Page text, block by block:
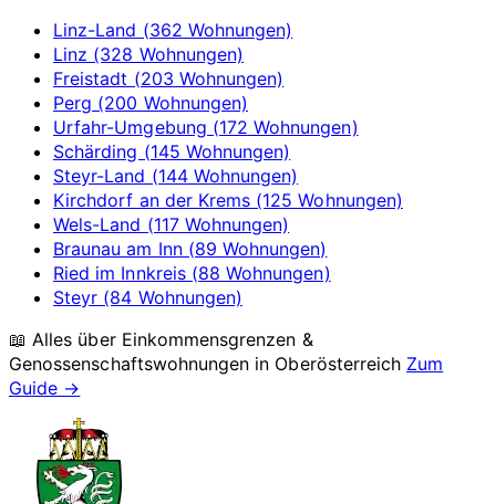
Linz-Land (362 Wohnungen)
Linz (328 Wohnungen)
Freistadt (203 Wohnungen)
Perg (200 Wohnungen)
Urfahr-Umgebung (172 Wohnungen)
Schärding (145 Wohnungen)
Steyr-Land (144 Wohnungen)
Kirchdorf an der Krems (125 Wohnungen)
Wels-Land (117 Wohnungen)
Braunau am Inn (89 Wohnungen)
Ried im Innkreis (88 Wohnungen)
Steyr (84 Wohnungen)
📖 Alles über Einkommensgrenzen &
Genossenschaftswohnungen in Oberösterreich Zum
Guide →